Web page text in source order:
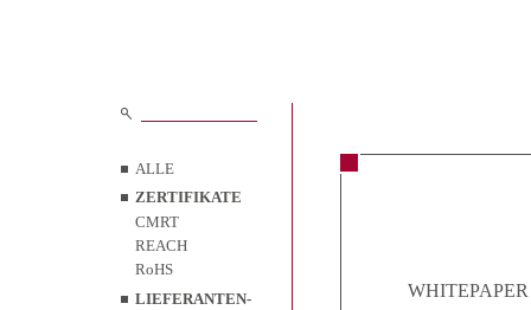
ALLE
ZERTIFIKATE
CMRT
REACH
RoHS
LIEFERANTEN-
WHITEPAPER